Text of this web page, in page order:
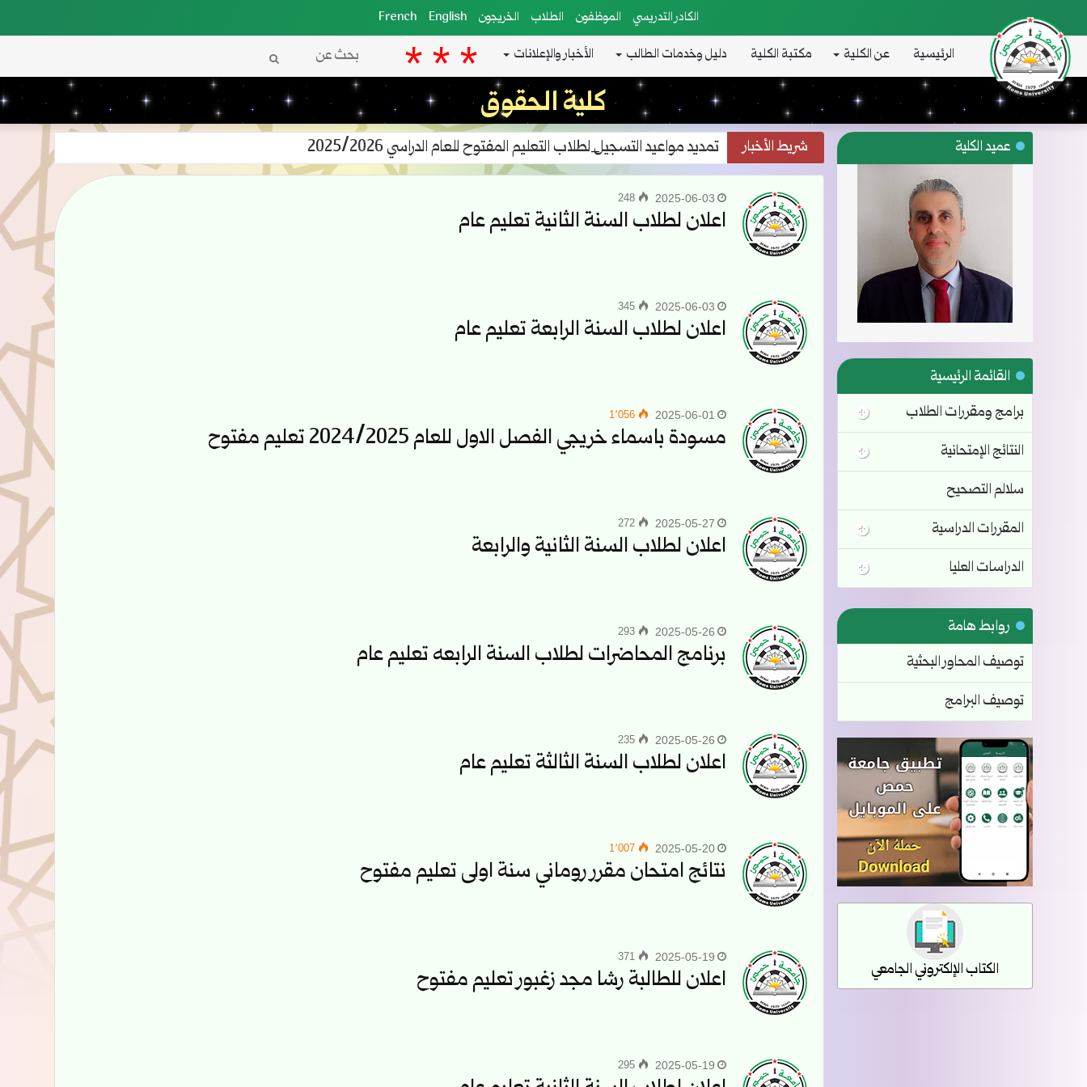
الكادر التدريسي الموظفون الطلاب الخريجون French English
الرئيسية عن الكلية مكتبة الكلية دليل وخدمات الطالب الأخبار والإعلانات بحث
عن كلية الحقوق
شريط الأخبار تمديد مواعيد التسجيل لطلاب التعليم المفتوح للعام الدراسي 2025/2026
2025-06-03
اعلان لطلاب السنة الثانية تعليم عام
2025-06-03
اعلان لطلاب السنة الرابعة تعليم عام
2025-06-01
مسودة باسماء خريجي الفصل الاول للعام 2024/2025 تعليم مفتوح
2025-05-27
اعلان لطلاب السنة الثانية والرابعة
2025-05-26
برنامج المحاضرات لطلاب السنة الرابعه تعليم عام
2025-05-26
اعلان لطلاب السنة الثالثة تعليم عام
2025-05-20
نتائج امتحان مقرر روماني سنة اولى تعليم مفتوح
2025-05-19
اعلان للطالبة رشا مجد زغبور تعليم مفتوح
2025-05-19
عميد الكلية
القائمة الرئيسية
برامج ومقررات الطلاب
النتائج الإمتحانية
سلالم التصحيح
المقررات الدراسية
الدراسات العليا
روابط هامة
توصيف المحاور البحثية
توصيف البرامج
الكتاب الإلكتروني الجامعي